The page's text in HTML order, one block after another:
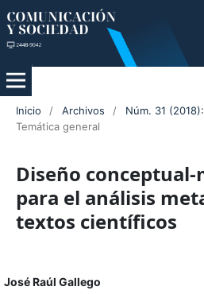
Inicio / Archivos / Núm. 31
Temática general
Diseño
para el análisis
textos científicos
José Raúl Gallego